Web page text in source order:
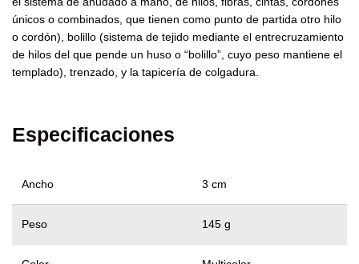
únicos o combinados, que tienen como punto de partida otro hilo
o cordón), bolillo (sistema de tejido mediante el entrecruzamiento
de hilos del que pende un huso o “bolillo”, cuyo peso mantiene el
templado), trenzado, y la tapicería de colgadura.
Especificaciones
Ancho 3 cm
Peso 145 g